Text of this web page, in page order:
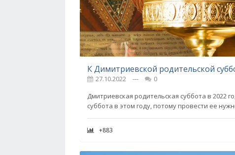
27.10.2022 ---
0
Дмитриевская родительская суббота в 2022
суббота в этом году, потому провести ее
+883